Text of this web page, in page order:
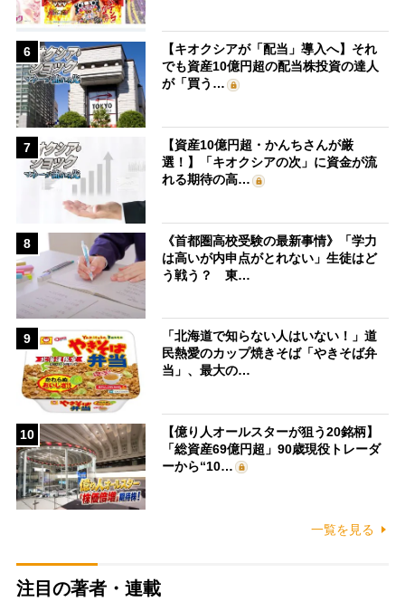
6
【キオクシアが「配当」導入へ】それ
でも資産10億円超の配当株投資の達人
が「買う…
7
【資産10億円超・かんちさんが厳
選！】「キオクシアの次」に資金が流
れる期待の高…
8
《首都圏高校受験の最新事情》「学力
は高いが内申点がとれない」生徒はど
う戦う？ 東…
9
「北海道で知らない人はいない！」道
民熱愛のカップ焼きそば「やきそば弁
当」、最大の…
10
【億り人オールスターが狙う20銘柄】
「総資産69億円超」90歳現役トレーダ
ーから“10…
一覧を見る
注目の著者・連載